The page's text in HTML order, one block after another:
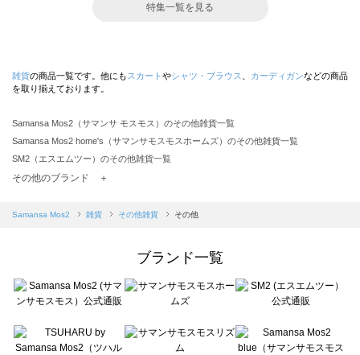
特集一覧を見る
雑貨の商品一覧です。他にも スカート やシャツ・ブラウス カーディガンなどの商品
を取り揃えております。
Samansa Mos2（サマンサ モスモス）のその他雑貨一覧
Samansa Mos2 home's（サマンサモスモスホームズ）のその他雑貨一覧
SM2（エスエムツー）のその他雑貨一覧
TSUHARU by Samansa Mos2（ツハルバイサマンサモスモス）のその他雑貨一覧
Samansa Mos2 blue（サマンサモスモス ブルー）のその他雑貨一覧
sō4ū（ソウフォーユー）のその他雑貨一覧
Te chichi（テチチ）のその他雑貨一覧
Te chichi CLASSIC（テチチ クラシック）のその他雑貨一覧
Lugnoncure（ルノンキュール）のその他雑貨一覧
その他のブランド ＋
Samansa Mos2 雑貨 その他雑貨 その他
ブランド一覧